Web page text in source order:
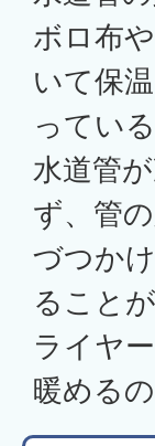
ボロ布
いて保
ってい
水道管
ず、管
づつか
ること
ライヤ
暖める